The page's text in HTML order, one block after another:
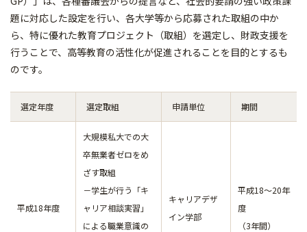
題に対応した設定を行い、各大学等から応募された取組の中か
ら、特に優れた教育プロジェクト（取組）を選定し、財政支援を
行うことで、高等教育の活性化が促進されることを目的とするも
のです。
選定年度 選定取組 申請単位 期間
平成18年度
大規模私大での大
卒無業者ゼロをめ
ざす取組
－学生が行う「キ
ャリア相談実習」
による職業意識の
キャリアデザ
イン学部
平成18～20年
度
（3年間）